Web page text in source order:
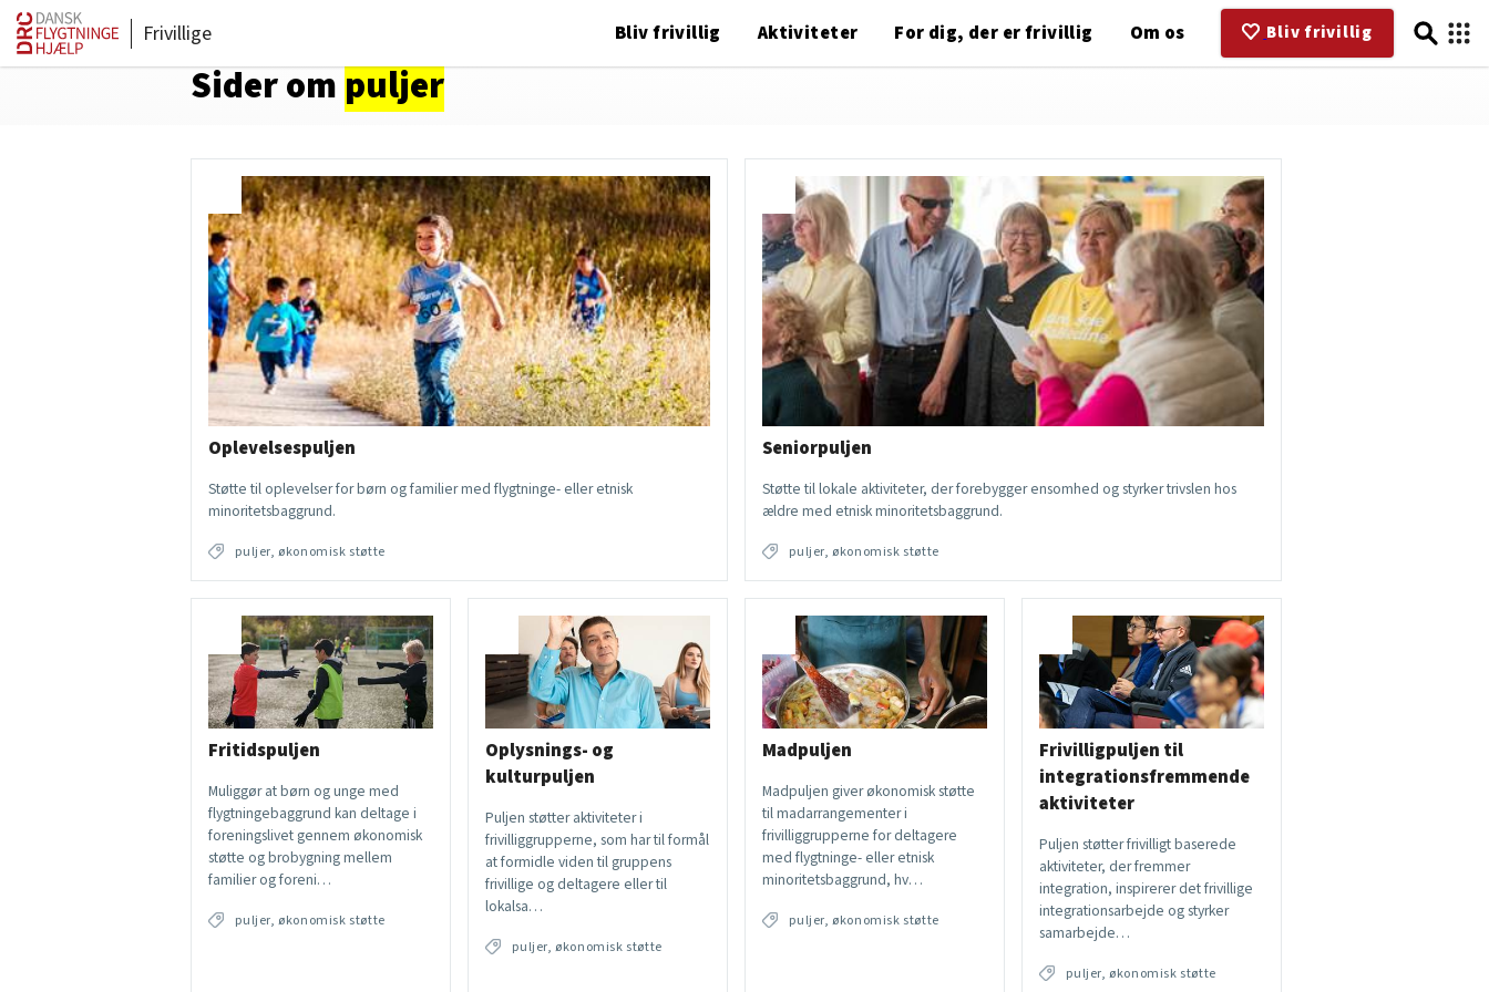
Frivillige Bliv frivillig Aktiviteter For dig, der er frivillig Om os Bliv frivillig
Sider om puljer
Oplevelsespuljen
Støtte til oplevelser for børn og familier med flygtninge- eller etnisk
minoritetsbaggrund.
puljer, økonomisk støtte
Seniorpuljen
Støtte til lokale aktiviteter, der forebygger ensomhed og styrker trivslen hos
ældre med etnisk minoritetsbaggrund.
puljer, økonomisk støtte
Fritidspuljen
Muliggør at børn og unge med
flygtningebaggrund kan deltage i
foreningslivet gennem økonomisk
støtte og brobygning mellem
familier og foreni…
puljer, økonomisk støtte
Oplysnings- og
kulturpuljen
Puljen støtter aktiviteter i
frivilliggrupperne, som har til formål
at formidle viden til gruppens
frivillige og deltagere eller til
lokalsa…
puljer, økonomisk støtte
Madpuljen
Madpuljen giver økonomisk støtte
til madarrangementer i
frivilliggrupperne for deltagere
med flygtninge- eller etnisk
minoritetsbaggrund, hv…
puljer, økonomisk støtte
Frivilligpuljen til
integrationsfremmende
aktiviteter
Puljen støtter frivilligt baserede
aktiviteter, der fremmer
integration, inspirerer det frivillige
integrationsarbejde og styrker
samarbejde…
puljer, økonomisk støtte